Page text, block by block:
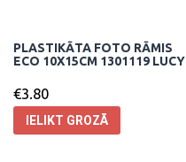
PLASTIKĀTA FOTO RĀMIS
ECO 10X15CM 1301119 LUCY
€3.80
IELIKT GROZĀ